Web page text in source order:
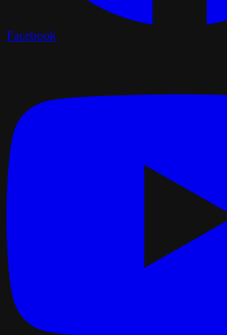
Facebook